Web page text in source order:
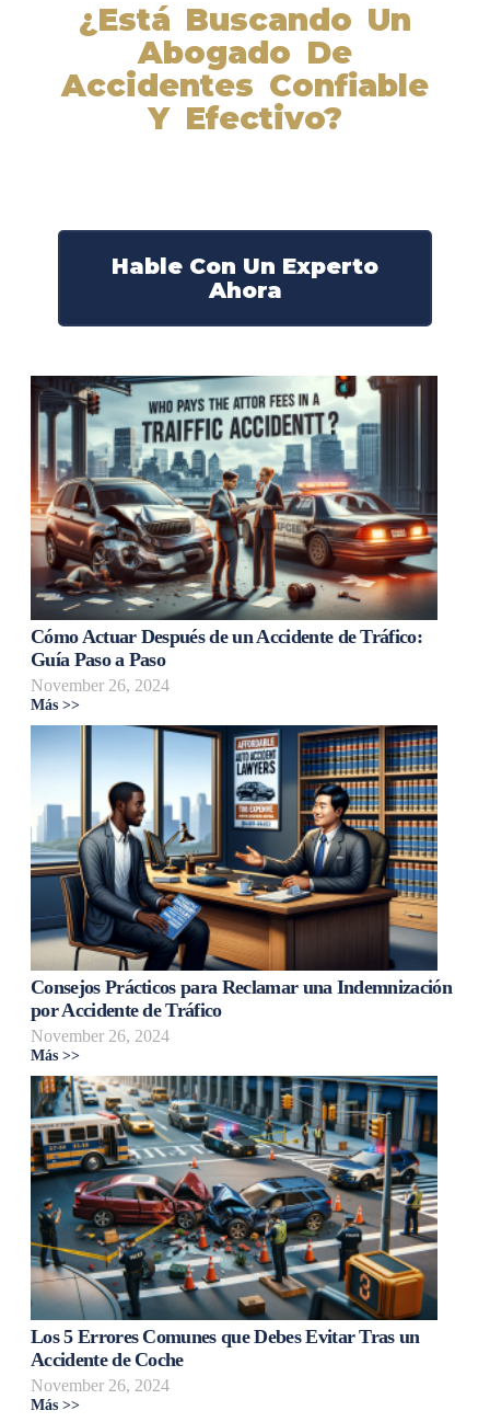
¿Está Buscando Un
Abogado De
Accidentes Confiable
Y Efectivo?
Hable Con Un Experto
Ahora
Cómo Actuar Después de un Accidente de Tráfico:
Guía Paso a Paso
November 26, 2024
Más >>
Consejos Prácticos para Reclamar una Indemnización
por Accidente de Tráfico
November 26, 2024
Más >>
Los 5 Errores Comunes que Debes Evitar Tras un
Accidente de Coche
November 26, 2024
Más >>